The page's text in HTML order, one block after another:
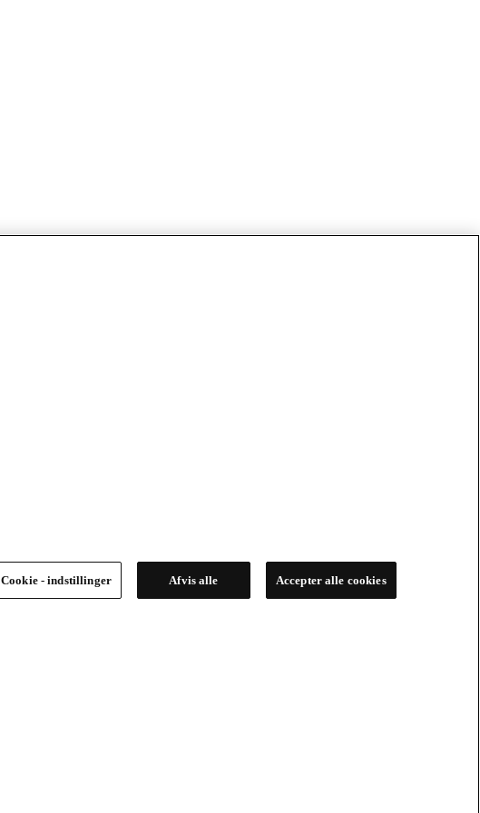
Cookie - indstillinger Afvis alle Accepter alle cookies